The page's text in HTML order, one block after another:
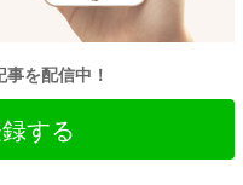
を配信中！
する